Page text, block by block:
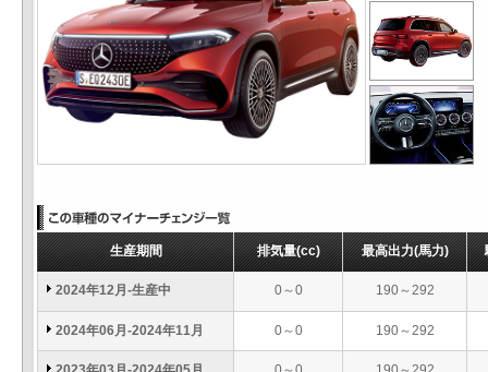
生産期間 排気量(cc) 最高出力(馬力)
2024年12月-生産中 0～0 190～292
2024年06月-2024年11月 0～0 190～292